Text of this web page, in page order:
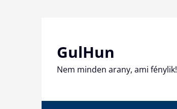
GulHun
Nem minden arany, ami fénylik!